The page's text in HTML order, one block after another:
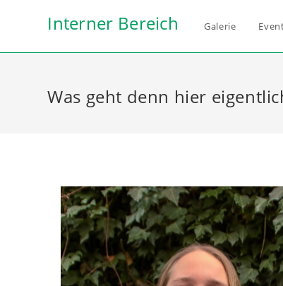
Interner Bereich Galerie
Was geht denn hier